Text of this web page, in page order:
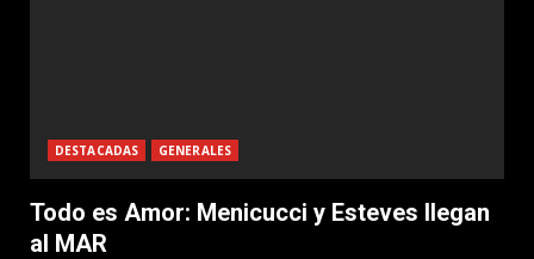
DESTACADAS GENERALES
Todo es Amor: Menicucci y Esteves llegan
al MAR